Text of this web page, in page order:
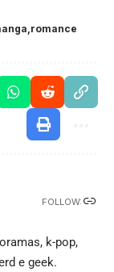
romance
FOLLOW:
k-pop,
e geek.